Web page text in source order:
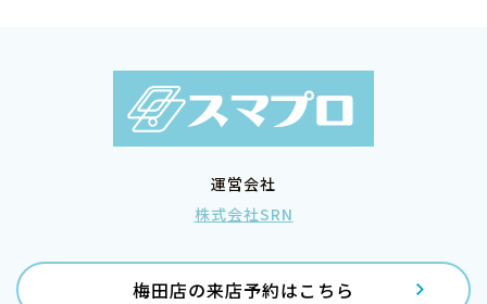
運営会社
株式会社SRN
梅田店の来店予約はこちら